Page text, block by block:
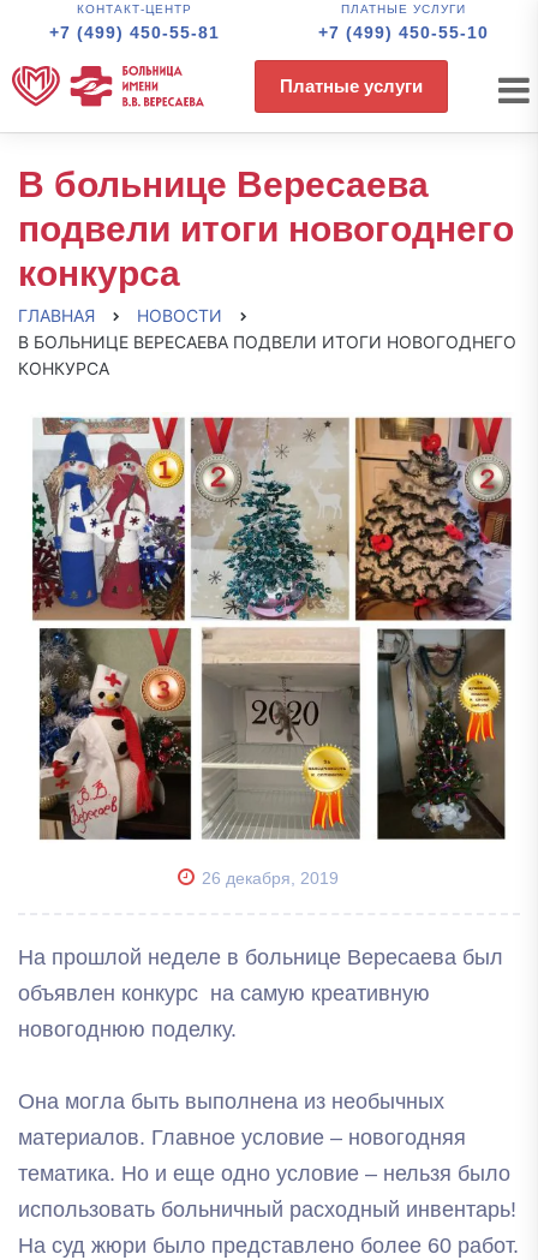
КОНТАКТ-ЦЕНТР
+7 (499) 450-55-81
ПЛАТНЫЕ УСЛУГИ
+7 (499) 450-55-10
Платные услуги
В больнице Вересаева
подвели итоги новогоднего
конкурса
ГЛАВНАЯ
НОВОСТИ
В БОЛЬНИЦЕ ВЕРЕСАЕВА ПОДВЕЛИ ИТОГИ НОВОГОДНЕГО
КОНКУРСА
26 декабря, 2019
На прошлой неделе в больнице Вересаева был
объявлен конкурс на самую креативную
новогоднюю поделку.
Она могла быть выполнена из необычных
материалов. Главное условие – новогодняя
тематика. Но и еще одно условие – нельзя было
использовать больничный расходный инвентарь!
На суд жюри было представлено более 60 работ.